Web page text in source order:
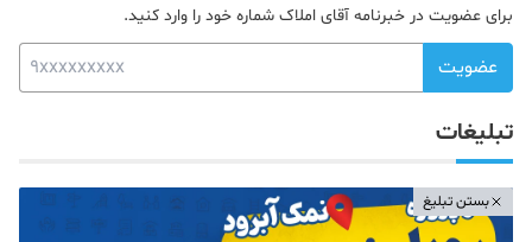
برای عضویت در خبرنامه آقای املاک شماره خود را وارد کنید.
عضویت
تبلیغات
بستن تبلیغ